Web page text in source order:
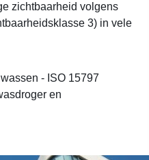
zichtbaarheid volgens
3) in vele
- ISO 15797
en